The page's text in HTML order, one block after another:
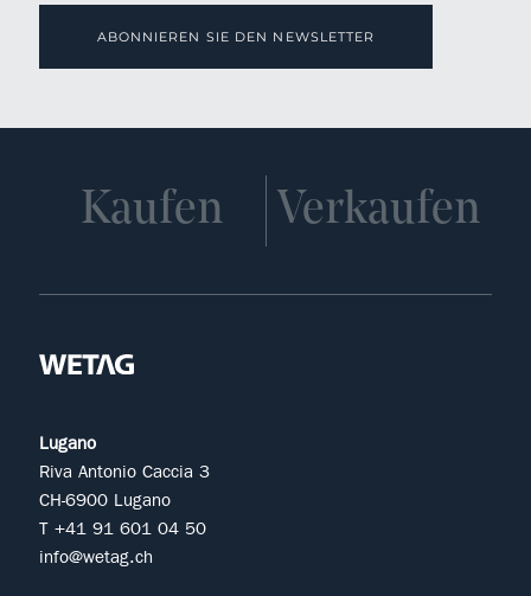
ABONNIEREN SIE DEN NEWSLETTER
Kaufen Verkaufen
Lugano
Riva Antonio Caccia 3
CH-6900 Lugano
T +41 91 601 04 50
info@wetag.ch